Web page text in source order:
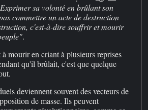
sa volonté en brûlant son
commettre un acte de destruction
c'est-à-dire souffrir et mourir
.
mourir en criant à plusieurs reprises
qu'il brûlait, c'est que quelque
deviennent souvent des vecteurs de
de masse. Ils peuvent